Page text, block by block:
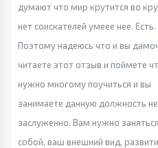
думают что мир крутится во
нет соискателей умеее нее. Есть.
Поэтому надеюсь что и вы
читаете этот отзыв и поймете
нужно многому поучиться и вы
занимаете данную должность не
заслуженно. Вам нужно заняться
собой, ваш внешний вид,